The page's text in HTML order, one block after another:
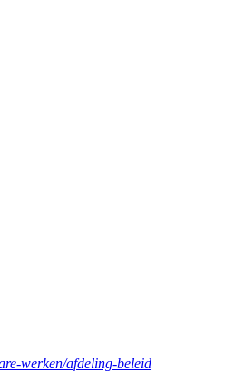
werken/afdeling-beleid